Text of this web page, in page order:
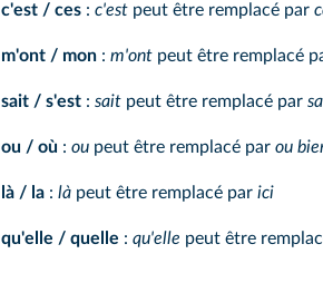
c'est / ces : c'est peut être remplacé par
m'ont / mon : m'ont peut être remplacé
sait / s'est : sait peut être remplacé par
ou / où : ou peut être remplacé par ou
là / la : là peut être remplacé par ici
qu'elle / quelle : qu'elle peut être